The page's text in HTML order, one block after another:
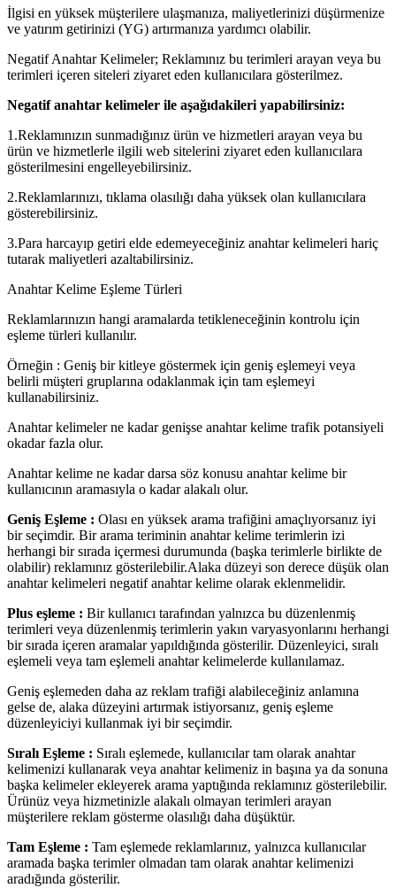
İlgisi en yüksek müşterilere ulaşmanıza, maliyetlerinizi düşürmenize
ve yatırım getirinizi (YG) artırmanıza yardımcı olabilir.
Negatif Anahtar Kelimeler; Reklamınız bu terimleri arayan veya bu
terimleri içeren siteleri ziyaret eden kullanıcılara gösterilmez.
Negatif anahtar kelimeler ile aşağıdakileri yapabilirsiniz:
1.Reklamınızın sunmadığınız ürün ve hizmetleri arayan veya bu
ürün ve hizmetlerle ilgili web sitelerini ziyaret eden kullanıcılara
gösterilmesini engelleyebilirsiniz.
2.Reklamlarınızı, tıklama olasılığı daha yüksek olan kullanıcılara
gösterebilirsiniz.
3.Para harcayıp getiri elde edemeyeceğiniz anahtar kelimeleri hariç
tutarak maliyetleri azaltabilirsiniz.
Anahtar Kelime Eşleme Türleri
Reklamlarınızın hangi aramalarda tetikleneceğinin kontrolu için
eşleme türleri kullanılır.
Örneğin : Geniş bir kitleye göstermek için geniş eşlemeyi veya
belirli müşteri gruplarına odaklanmak için tam eşlemeyi
kullanabilirsiniz.
Anahtar kelimeler ne kadar genişse anahtar kelime trafik potansiyeli
okadar fazla olur.
Anahtar kelime ne kadar darsa söz konusu anahtar kelime bir
kullanıcının aramasıyla o kadar alakalı olur.
Geniş Eşleme : Olası en yüksek arama trafiğini amaçlıyorsanız iyi
bir seçimdir. Bir arama teriminin anahtar kelime terimlerin izi
herhangi bir sırada içermesi durumunda (başka terimlerle birlikte de
olabilir) reklamınız gösterilebilir.Alaka düzeyi son derece düşük olan
anahtar kelimeleri negatif anahtar kelime olarak eklenmelidir.
Plus eşleme : Bir kullanıcı tarafından yalnızca bu düzenlenmiş
terimleri veya düzenlenmiş terimlerin yakın varyasyonlarını herhangi
bir sırada içeren aramalar yapıldığında gösterilir. Düzenleyici, sıralı
eşlemeli veya tam eşlemeli anahtar kelimelerde kullanılamaz.
Geniş eşlemeden daha az reklam trafiği alabileceğiniz anlamına
gelse de, alaka düzeyini artırmak istiyorsanız, geniş eşleme
düzenleyiciyi kullanmak iyi bir seçimdir.
Sıralı Eşleme : Sıralı eşlemede, kullanıcılar tam olarak anahtar
kelimenizi kullanarak veya anahtar kelimeniz in başına ya da sonuna
başka kelimeler ekleyerek arama yaptığında reklamınız gösterilebilir.
Ürünüz veya hizmetinizle alakalı olmayan terimleri arayan
müşterilere reklam gösterme olasılığı daha düşüktür.
Tam Eşleme : Tam eşlemede reklamlarınız, yalnızca kullanıcılar
aramada başka terimler olmadan tam olarak anahtar kelimenizi
aradığında gösterilir.